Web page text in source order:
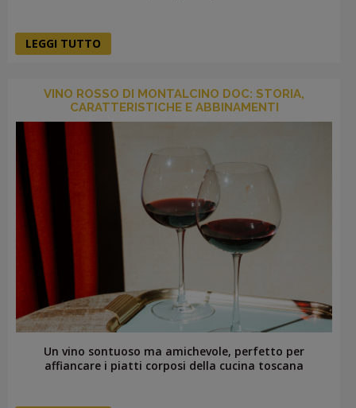
LEGGI TUTTO
VINO ROSSO DI MONTALCINO DOC: STORIA,
CARATTERISTICHE E ABBINAMENTI
Un vino sontuoso ma amichevole, perfetto per
affiancare i piatti corposi della cucina toscana